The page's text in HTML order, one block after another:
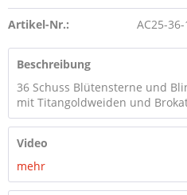
Artikel-Nr.: AC25-
Beschreibung
36 Schuss Blütensterne und
mit Titangoldweiden und
Video
mehr